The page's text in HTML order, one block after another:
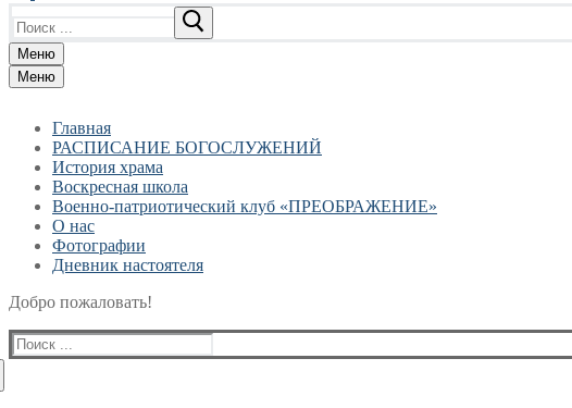
Меню
Меню
Главная
РАСПИСАНИЕ БОГОСЛУЖЕНИЙ
История храма
Воскресная школа
Военно-патриотический клуб «ПРЕОБРАЖЕНИЕ»
О нас
Фотографии
Дневник настоятеля
Добро пожаловать!
Найти: